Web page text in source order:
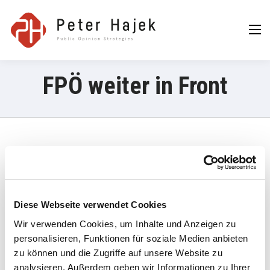
Diese Webseite verwendet Cookies
Wir verwenden Cookies, um Inhalte und Anzeigen zu
personalisieren, Funktionen für soziale Medien anbieten
zu können und die Zugriffe auf unsere Website zu
analysieren. Außerdem geben wir Informationen zu Ihrer
Strategies GmbH
FPÖ weiter in Front
Steiermark-Wahl: FPÖ weiter in Front – aber ÖVP und SPÖ holen
auf | Exxpress